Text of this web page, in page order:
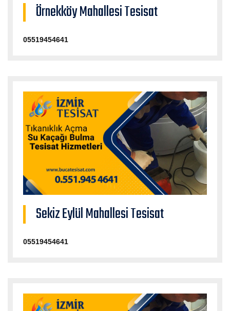
Örnekköy Mahallesi Tesisat
05519454641
Sekiz Eylül Mahallesi Tesisat
05519454641